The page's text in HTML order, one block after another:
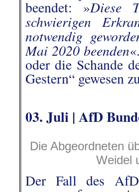
beendet:»Diese
schwierigen
notwendig
Mai 2020 beenden«.
oder die Schande
Gestern“ gewesen
03. Juli | AfD
Die Abgeordneten
Weidel
Der Fall des